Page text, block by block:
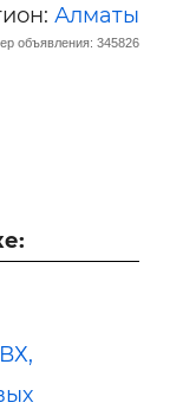
Алматы
объявления: 345826